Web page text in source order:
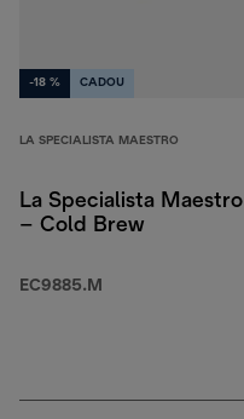
-18 % CADOU
LA SPECIALISTA MAESTRO
La Specialista Maestro
– Cold Brew
EC9885.M